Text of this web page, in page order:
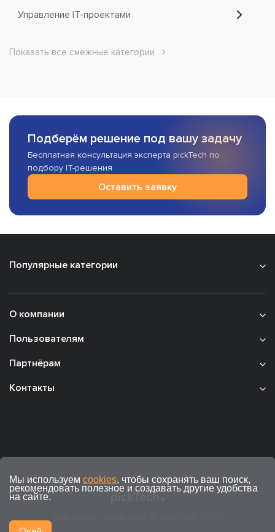
Управление IT-проектами
Показать все смежные категории
Подберём решение под вашу задачу
Бесплатная консультация эксперта pickTech по
подбору IT-решения
Оставить заявку
Популярные категории
О компании
Пользователям
Партнёрам
Контакты
Мы используем cookies, чтобы сохранять ваш поиск,
рекомендовать полезное и создавать другие удобства
на сайте.